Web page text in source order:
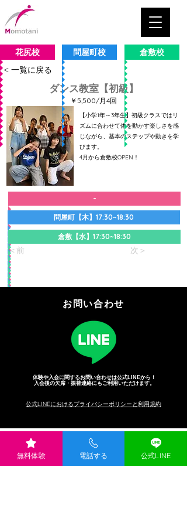
花尻校 問屋町校
倉敷校
< 一覧に戻る
ダンス教室【初級】
￥5,500/月4回
【小学1年～3年生】初級クラスではリ
ズムに合わせて体を動かす楽しさを感
じながら、基本のステップや動きを学
びます。
4月から倉敷校OPEN！
-
問屋町【木】17:30~18:30
倉敷【水】17:30~18:30
＜前 次＞
​お問い合わせ
体験や入会に関するお問い合わせは公式LINEから！
​入会後の欠席・振替連絡にもご利用いただけます。
公式LINEにおけるプライバシーポリシーと利用規約
各種SNS
無料体験 電話する 公式LINE